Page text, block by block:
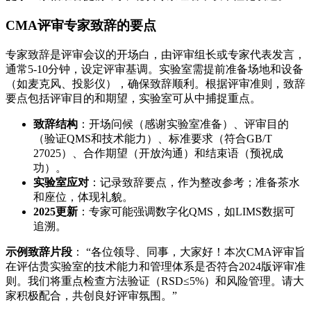
CMA评审专家致辞的要点
专家致辞是评审会议的开场白，由评审组长或专家代表发言，
通常5-10分钟，设定评审基调。实验室需提前准备场地和设备
（如麦克风、投影仪），确保致辞顺利。根据评审准则，致辞
要点包括评审目的和期望，实验室可从中捕捉重点。
致辞结构 ：开场问候（感谢实验室准备）、评审目的
（验证QMS和技术能力）、标准要求（符合GB/T
27025）、合作期望（开放沟通）和结束语（预祝成
功）。
实验室应对 ：记录致辞要点，作为整改参考；准备茶水
和座位，体现礼貌。
2025更新 ：专家可能强调数字化QMS，如LIMS数据可
追溯。
示例致辞片段 ： “各位领导、同事，大家好！本次CMA评审旨
在评估贵实验室的技术能力和管理体系是否符合2024版评审准
则。我们将重点检查方法验证（RSD≤5%）和风险管理。请大
家积极配合，共创良好评审氛围。”